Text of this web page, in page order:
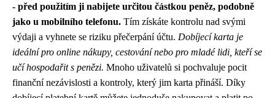
- před použitím ji nabijete určitou částkou peněz, podobně
jako u mobilního telefonu. Tím získáte kontrolu nad svými
výdaji a vyhnete se riziku přečerpání účtu. Dobíjecí karta je
ideální pro online nákupy, cestování nebo pro mladé lidi, kteří se
učí hospodařit s penězi. Mnoho uživatelů si pochvaluje pocit
finanční nezávislosti a kontroly, který jim karta přináší. Díky